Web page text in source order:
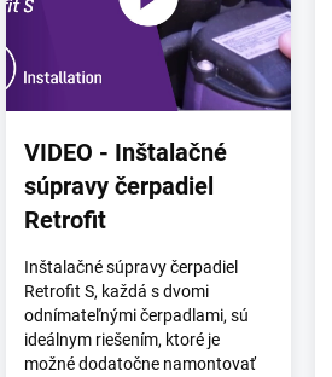
VIDEO - Inštalačné
súpravy čerpadiel
Retrofit
Inštalačné súpravy čerpadiel
Retrofit S, každá s dvomi
odnímateľnými čerpadlami, sú
ideálnym riešením, ktoré je
možné dodatočne namontovať